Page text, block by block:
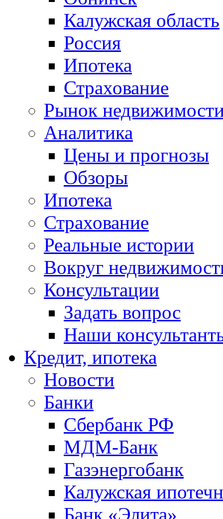
Калужская область
Россия
Ипотека
Страхование
Рынок
Аналитика
Цены и прогнозы
Обзоры
Ипотека
Страхование
Реальные истории
Вокруг
Консультации
Задать вопрос
Наши
Кредит, ипотека
Новости
Банки
Сбербанк РФ
МДМ-Банк
Газэнергобанк
Калужская
Банк «Элита»